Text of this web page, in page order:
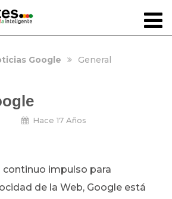
Google General
Hace 17 Años
impulso para
de la Web, Google está